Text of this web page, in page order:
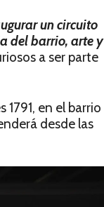
un circuito
del barrio, arte y
a ser parte
en el barrio
desde las